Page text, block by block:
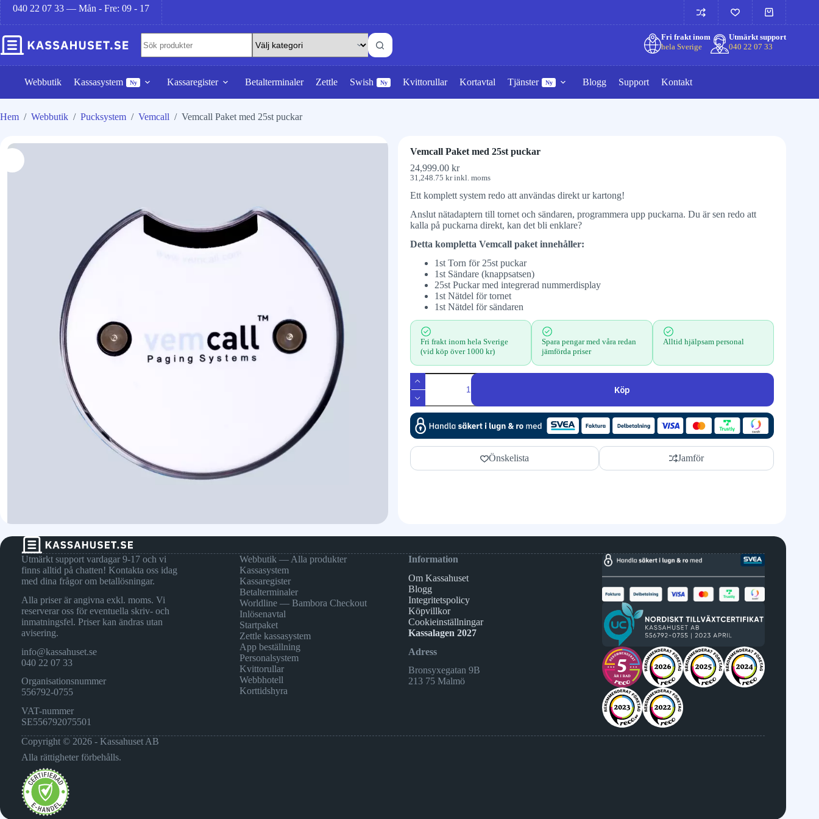
040 22 07 33 — Mån - Fre: 09 - 17
Fri frakt inom
hela Sverige
Utmärkt support
040 22 07 33
Webbutik Kassasystem Ny Kassaregister Betalterminaler Zettle Swish Ny Kvittorullar Kortavtal Tjänster Ny Blogg Support Kontakt
Hem / Webbutik / Pucksystem / Vemcall / Vemcall Paket med 25st puckar
Vemcall Paket med 25st puckar
24,999.00 kr
31,248.75 krinkl. moms
Ett komplett system redo att användas direkt ur kartong!
Anslut nätadaptern till tornet och sändaren, programmera upp puckarna. Du är sen redo att
kalla på puckarna direkt, kan det bli enklare?
Detta kompletta Vemcall paket innehåller:
1st Torn för 25st puckar
1st Sändare (knappsatsen)
25st Puckar med integrerad nummerdisplay
1st Nätdel för tornet
1st Nätdel för sändaren
Fri frakt inom hela Sverige
(vid köp över 1000 kr)
Spara pengar med våra redan
jämförda priser
Alltid hjälpsam personal
Köp
Önskelista Jamför
Utmärkt support vardagar 9-17 och vi
finns alltid på chatten! Kontakta oss idag
med dina frågor om betallösningar.
Alla priser är angivna exkl. moms. Vi
reserverar oss för eventuella skriv- och
inmatningsfel. Priser kan ändras utan
avisering.
info@kassahuset.se
040 22 07 33
Organisationsnummer
556792-0755
VAT-nummer
SE556792075501
Webbutik — Alla produkter
Kassasystem
Kassaregister
Betalterminaler
Worldline — Bambora Checkout
Inlösenavtal
Startpaket
Zettle kassasystem
App beställning
Personalsystem
Kvittorullar
Webbhotell
Korttidshyra
Information
Om Kassahuset
Blogg
Integritetspolicy
Köpvillkor
Cookieinställningar
Kassalagen 2027
Adress
Bronsyxegatan 9B
213 75 Malmö
Copyright © 2026 - Kassahuset AB
Alla rättigheter förbehålls.